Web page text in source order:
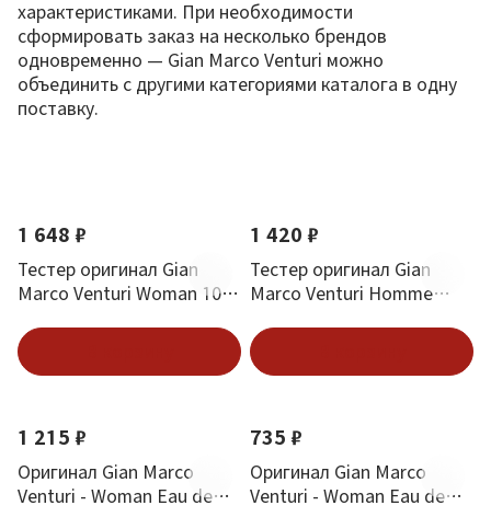
характеристиками. При необходимости
сформировать заказ на несколько брендов
одновременно — Gian Marco Venturi можно
объединить с другими категориями каталога в одну
поставку.
1 648 ₽
Тестер оригинал Gian
Marco Venturi Woman 100
1 420 ₽
Тестер оригинал Gian
Marco Venturi Homme
1 215 ₽
Оригинал Gian Marco
Venturi - Woman Eau de
735 ₽
Оригинал Gian Marco
Venturi - Woman Eau de